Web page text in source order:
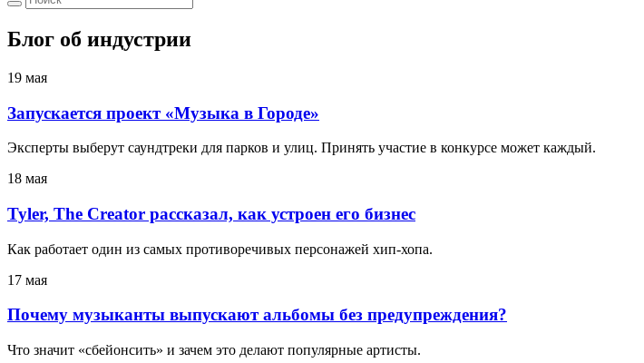
Блог об индустрии
19 мая
Запускается проект «Музыка в Городе»
Эксперты выберут саундтреки для парков и улиц. Принять участие в конкурсе может каждый.
18 мая
Tyler, The Creator рассказал, как устроен его бизнес
Как работает один из самых противоречивых персонажей хип‑хопа.
17 мая
Почему музыканты выпускают альбомы без предупреждения?
Что значит «сбейонсить» и зачем это делают популярные артисты.